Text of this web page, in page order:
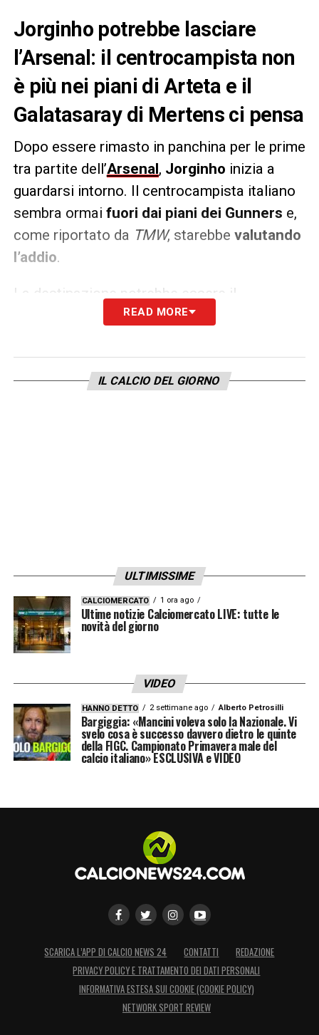
Jorginho potrebbe lasciare
l’Arsenal: il centrocampista non
è più nei piani di Arteta e il
Galatasaray di Mertens ci pensa
Dopo essere rimasto in panchina per le prime
tra partite dell’Arsenal, Jorginho inizia a
guardarsi intorno. Il centrocampista italiano
sembra ormai fuori dai piani dei Gunners e,
come riportato da TMW, starebbe valutando
l’addio.
La destinazione potrebbe essere il
, pronto ad accogliere un altro
Mertens, protagonista con l’italobrasiliano
della squadra di Sarri. La priorità dei
READ MORE
IL CALCIO DEL GIORNO
ULTIMISSIME
CALCIOMERCATO 1 ora ago
Ultime notizie Calciomercato LIVE: tutte le
novità del giorno
VIDEO
HANNO DETTO 2 settimane ago Alberto Petrosilli
Bargiggia: «Mancini voleva solo la Nazionale. Vi
svelo cosa è successo davvero dietro le quinte
della FIGC. Campionato Primavera male del
calcio italiano» ESCLUSIVA e VIDEO
SCARICA L’APP DI CALCIO NEWS 24 CONTATTI
REDAZIONE
PRIVACY POLICY E TRATTAMENTO DEI DATI PERSONALI
INFORMATIVA ESTESA SUI COOKIE (COOKIE POLICY)
NETWORK SPORT REVIEW